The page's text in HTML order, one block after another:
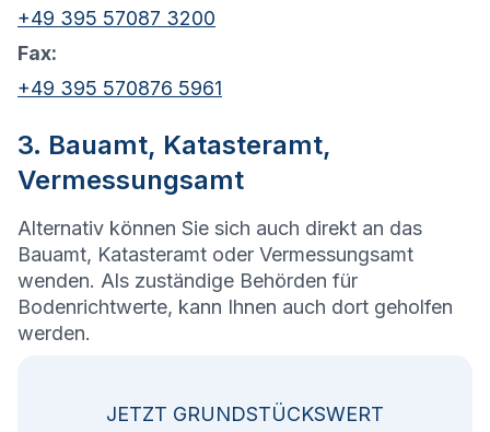
+49 395 57087 3200
Fax:
+49 395 570876 5961
3. Bauamt, Katasteramt,
Vermessungsamt
Alternativ können Sie sich auch direkt an das
Bauamt, Katasteramt oder Vermessungsamt
wenden. Als zuständige Behörden für
Bodenrichtwerte, kann Ihnen auch dort geholfen
werden.
JETZT GRUNDSTÜCKSWERT